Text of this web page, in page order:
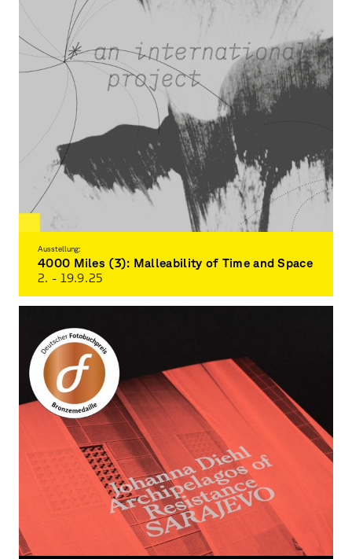
Ausstellung:
4000 Miles (3): Malleability of Time and Space
2. - 19.9.25